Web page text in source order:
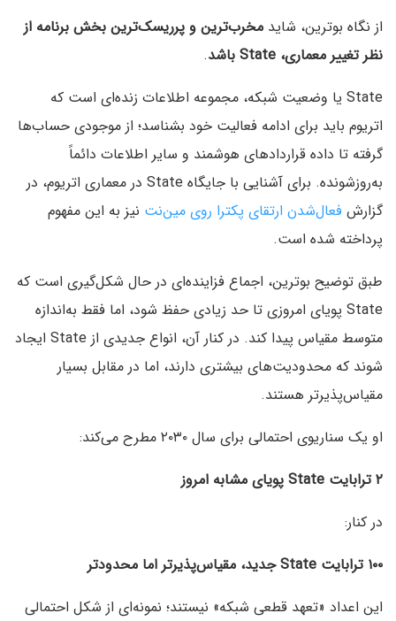
از نگاه بوترین، شاید مخرب‌ترین و پرریسک‌ترین بخش برنامه از
نظر تغییر معماری، State باشد
.
State یا وضعیت شبکه، مجموعه اطلاعات زنده‌ای است که
اتریوم باید برای ادامه فعالیت خود بشناسد؛ از موجودی حساب‌ها
گرفته تا داده قراردادهای هوشمند و سایر اطلاعات دائماً
به‌روزشونده. برای آشنایی با جایگاه State در معماری اتریوم، در
گزارش فعال‌شدن ارتقای پکترا روی مین‌نت نیز به این مفهوم
پرداخته شده است.
طبق توضیح بوترین، اجماع فزاینده‌ای در حال شکل‌گیری است که
State پویای امروزی تا حد زیادی حفظ شود، اما فقط به‌اندازه
متوسط مقیاس پیدا کند. در کنار آن، انواع جدیدی از State ایجاد
شوند که محدودیت‌های بیشتری دارند، اما در مقابل بسیار
مقیاس‌پذیرتر هستند.
او یک سناریوی احتمالی برای سال ۲۰۳۰ مطرح می‌کند:
۲ ترابایت State پویای مشابه امروز
در کنار:
۱۰۰ ترابایت State جدید، مقیاس‌پذیرتر اما محدودتر
این اعداد «تعهد قطعی شبکه» نیستند؛ نمونه‌ای از شکل احتمالی